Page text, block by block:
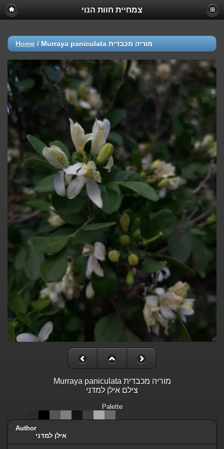
צמחיית חוות הנוי
Home / Murraya paniculata מוריה מכבדית
Murraya paniculata מוריה מכבדית
צילם אילן למדני
Palette
Author
אילן למדני